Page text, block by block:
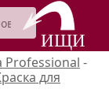
Professional -
для